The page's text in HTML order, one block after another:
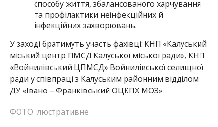
способу життя, збалансованого харчування
та профілактики неінфекційних й
інфекційних захворювань.
У заході братимуть участь фахівці: КНП «Калуський
міський центр ПМСД Калуської міської ради», КНП
«Войнилівський ЦПМСД» Войнилівської селищної
ради у співпраці з Калуським районним відділом
ДУ «Івано – Франківський ОЦКПХ МОЗ».
ФОТО ілюстративне